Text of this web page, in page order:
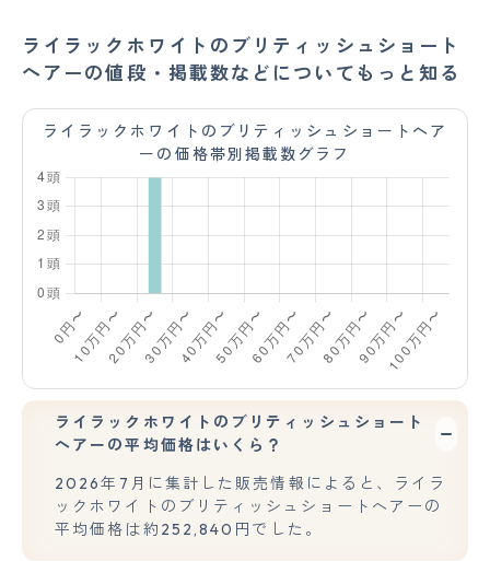
ライラックホワイトのブリティッシュショート
ヘアーの値段・掲載数などについてもっと知る
ライラックホワイトのブリティッシュショートヘア
ーの価格帯別掲載数グラフ
ライラックホワイトのブリティッシュショート
ヘアーの平均価格はいくら？
2026年7月に集計した販売情報によると、ライラ
ックホワイトのブリティッシュショートヘアーの
平均価格は約252,840円でした。